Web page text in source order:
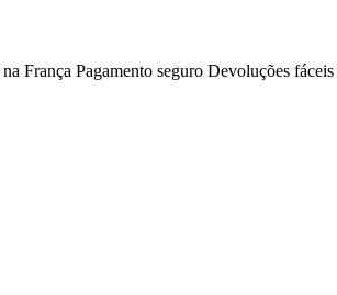
França Pagamento seguro Devoluções fáceis